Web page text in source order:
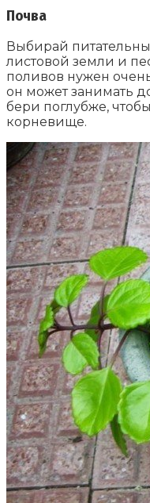
Почва
Выбирай
листовой земли и
поливов нужен
он может занимать
бери поглубже,
корневище.